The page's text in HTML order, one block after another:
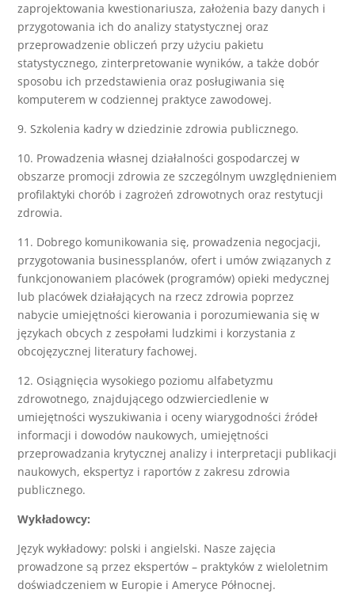
zaprojektowania kwestionariusza, założenia bazy danych i
przygotowania ich do analizy statystycznej oraz
przeprowadzenie obliczeń przy użyciu pakietu
statystycznego, zinterpretowanie wyników, a także dobór
sposobu ich przedstawienia oraz posługiwania się
komputerem w codziennej praktyce zawodowej.
9. Szkolenia kadry w dziedzinie zdrowia publicznego.
10. Prowadzenia własnej działalności gospodarczej w
obszarze promocji zdrowia ze szczególnym uwzględnieniem
profilaktyki chorób i zagrożeń zdrowotnych oraz restytucji
zdrowia.
11. Dobrego komunikowania się, prowadzenia negocjacji,
przygotowania businessplanów, ofert i umów związanych z
funkcjonowaniem placówek (programów) opieki medycznej
lub placówek działających na rzecz zdrowia poprzez
nabycie umiejętności kierowania i porozumiewania się w
językach obcych z zespołami ludzkimi i korzystania z
obcojęzycznej literatury fachowej.
12. Osiągnięcia wysokiego poziomu alfabetyzmu
zdrowotnego, znajdującego odzwierciedlenie w
umiejętności wyszukiwania i oceny wiarygodności źródeł
informacji i dowodów naukowych, umiejętności
przeprowadzania krytycznej analizy i interpretacji publikacji
naukowych, ekspertyz i raportów z zakresu zdrowia
publicznego.
Wykładowcy:
Język wykładowy: polski i angielski. Nasze zajęcia
prowadzone są przez ekspertów – praktyków z wieloletnim
doświadczeniem w Europie i Ameryce Północnej.